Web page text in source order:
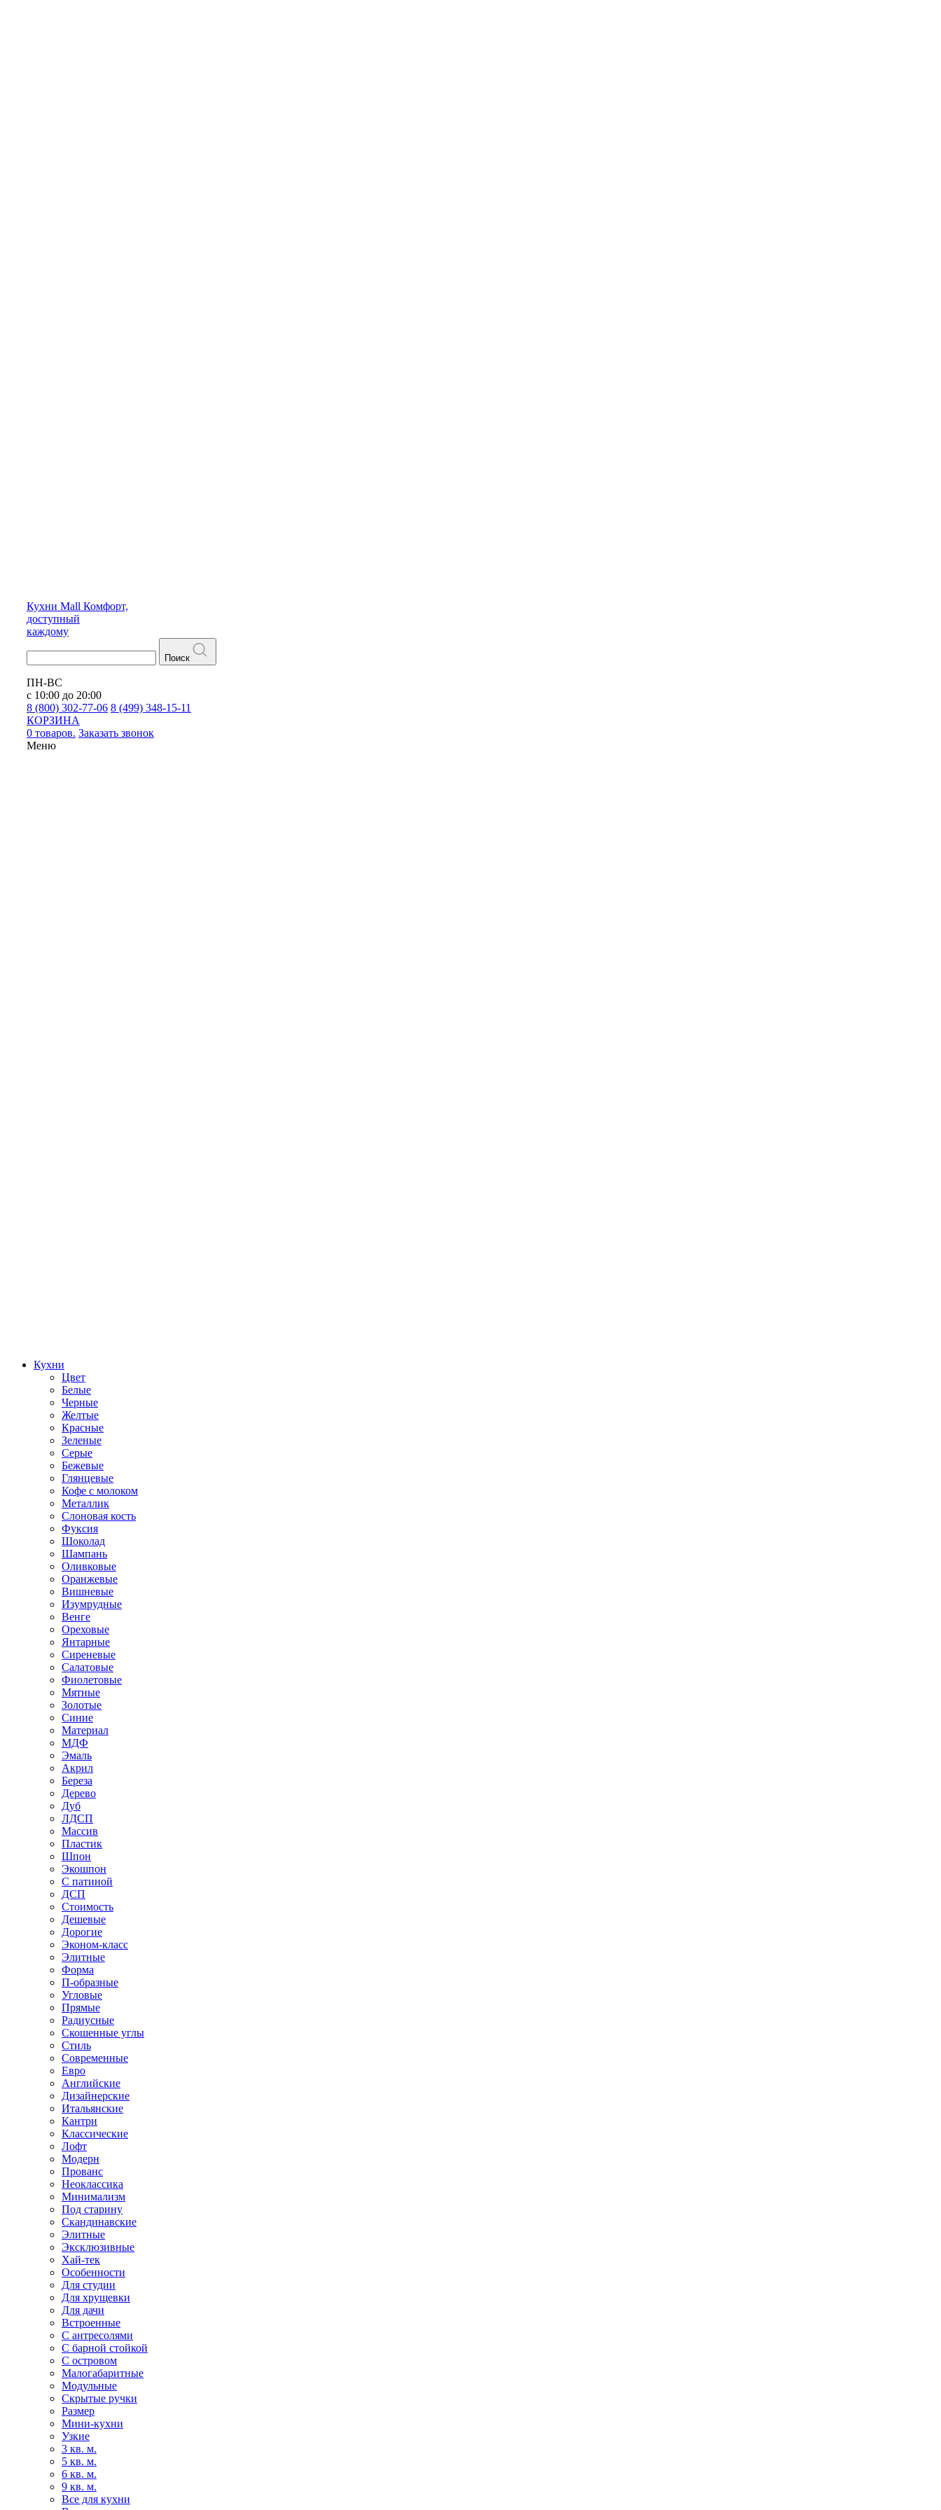
Кухни Mall Комфорт,
доступный
каждому
Поиск
ПН-ВС
с 10:00 до 20:00
8 (800) 302-77-06 8 (499) 348-15-11
КОРЗИНА
0 товаров. Заказать звонок
Меню
Кухни
Цвет
Белые
Черные
Желтые
Красные
Зеленые
Серые
Бежевые
Глянцевые
Кофе с молоком
Металлик
Слоновая кость
Фуксия
Шоколад
Шампань
Оливковые
Оранжевые
Вишневые
Изумрудные
Венге
Ореховые
Янтарные
Сиреневые
Салатовые
Фиолетовые
Мятные
Золотые
Синие
Материал
МДФ
Эмаль
Акрил
Береза
Дерево
Дуб
ЛДСП
Массив
Пластик
Шпон
Экошпон
С патиной
ДСП
Стоимость
Дешевые
Дорогие
Эконом-класс
Элитные
Форма
П-образные
Угловые
Прямые
Радиусные
Скошенные углы
Стиль
Современные
Евро
Английские
Дизайнерские
Итальянские
Кантри
Классические
Лофт
Модерн
Прованс
Неоклассика
Минимализм
Под старину
Скандинавские
Элитные
Эксклюзивные
Хай-тек
Особенности
Для студии
Для хрущевки
Для дачи
Встроенные
С антресолями
С барной стойкой
С островом
Малогабаритные
Модульные
Скрытые ручки
Размер
Мини-кухни
Узкие
3 кв. м.
5 кв. м.
6 кв. м.
9 кв. м.
Все для кухни